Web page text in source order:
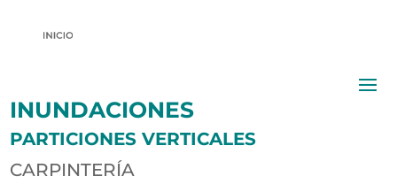
INUNDACIONES
PARTICIONES VERTICALES
CARPINTERÍA